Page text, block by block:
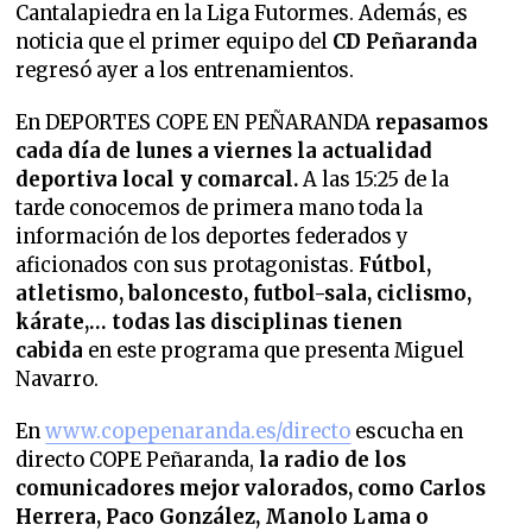
Cantalapiedra en la Liga Futormes. Además, es
noticia que el primer equipo del CD Peñaranda
regresó ayer a los entrenamientos.
En DEPORTES COPE EN PEÑARANDA repasamos
cada día de lunes a viernes la actualidad
deportiva local y comarcal.A las 15:25 de la
tarde conocemos de primera mano toda la
información de los deportes federados y
aficionados con sus protagonistas. Fútbol,
atletismo, baloncesto, futbol-sala, ciclismo,
kárate,… todas las disciplinas tienen
cabida en este programa que presenta Miguel
Navarro.
Enwww.copepenaranda.es/directo escucha en
directo COPE Peñaranda, la radio de los
comunicadores mejor valorados, como Carlos
Herrera, Paco González, Manolo Lama o